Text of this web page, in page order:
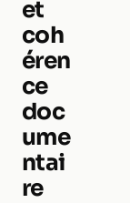
et
coh
éren
ce
doc
ume
ntai
re